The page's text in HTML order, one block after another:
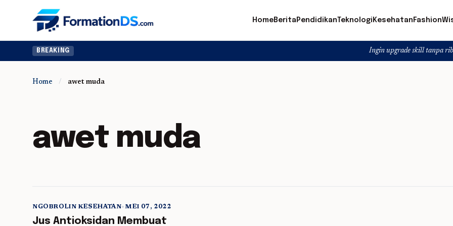
HomeBerita PendidikanTeknologi Kesehatan Fashion
BREAKING Ingin upgrade skill tanpa ribet?
Home / awet muda
awet muda
NGOBROLIN KESEHATAN•MEI 07, 2022
Jus Antioksidan Membuat